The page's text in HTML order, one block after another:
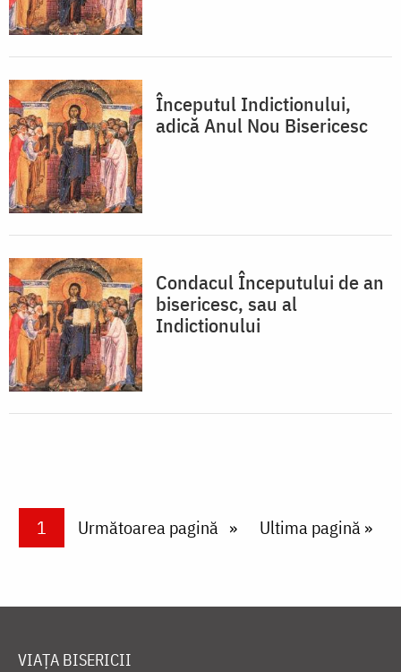
Începutul Indictionului,
adică Anul Nou Bisericesc
Condacul Începutului de an
bisericesc, sau al
Indictionului
PaginareCurrent page
1 Next page
Următoarea pagină Last page
Ultima pagină »
VIAȚA BISERICII